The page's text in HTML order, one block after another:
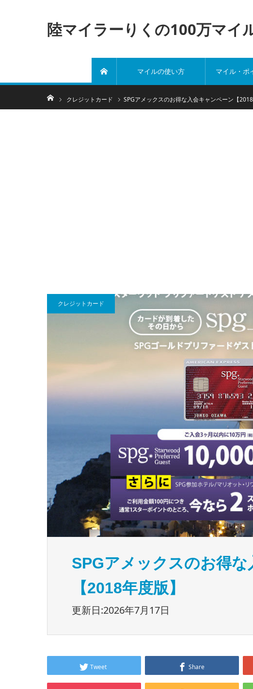
陸マイラーりくの100万マイ
マイルの使い方 マイル・ポ
め
ホームクレジットカード SPGアメックスのお得な入会キャンペーン【
クレジットカード
SPGアメックスのお得
【2018年度版】
更新日:2026年7月17日
Tweet Share